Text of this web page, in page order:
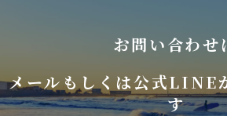
お問い合わせ
メールもしくは公式LINE
す